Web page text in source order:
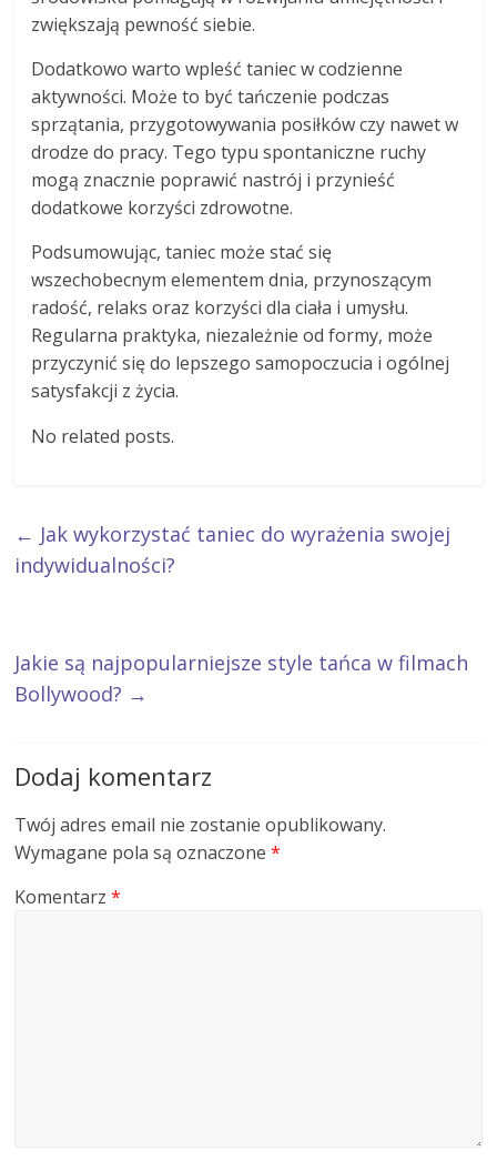
zwiększają pewność siebie.
Dodatkowo warto wpleść taniec w codzienne
aktywności. Może to być tańczenie podczas
sprzątania, przygotowywania posiłków czy nawet w
drodze do pracy. Tego typu spontaniczne ruchy
mogą znacznie poprawić nastrój i przynieść
dodatkowe korzyści zdrowotne.
Podsumowując, taniec może stać się
wszechobecnym elementem dnia, przynoszącym
radość, relaks oraz korzyści dla ciała i umysłu.
Regularna praktyka, niezależnie od formy, może
przyczynić się do lepszego samopoczucia i ogólnej
satysfakcji z życia.
No related posts.
← Jak wykorzystać taniec do wyrażenia swojej
indywidualności?
Jakie są najpopularniejsze style tańca w filmach
Bollywood? →
Dodaj komentarz
Twój adres email nie zostanie opublikowany.
Wymagane pola są oznaczone*
Komentarz*